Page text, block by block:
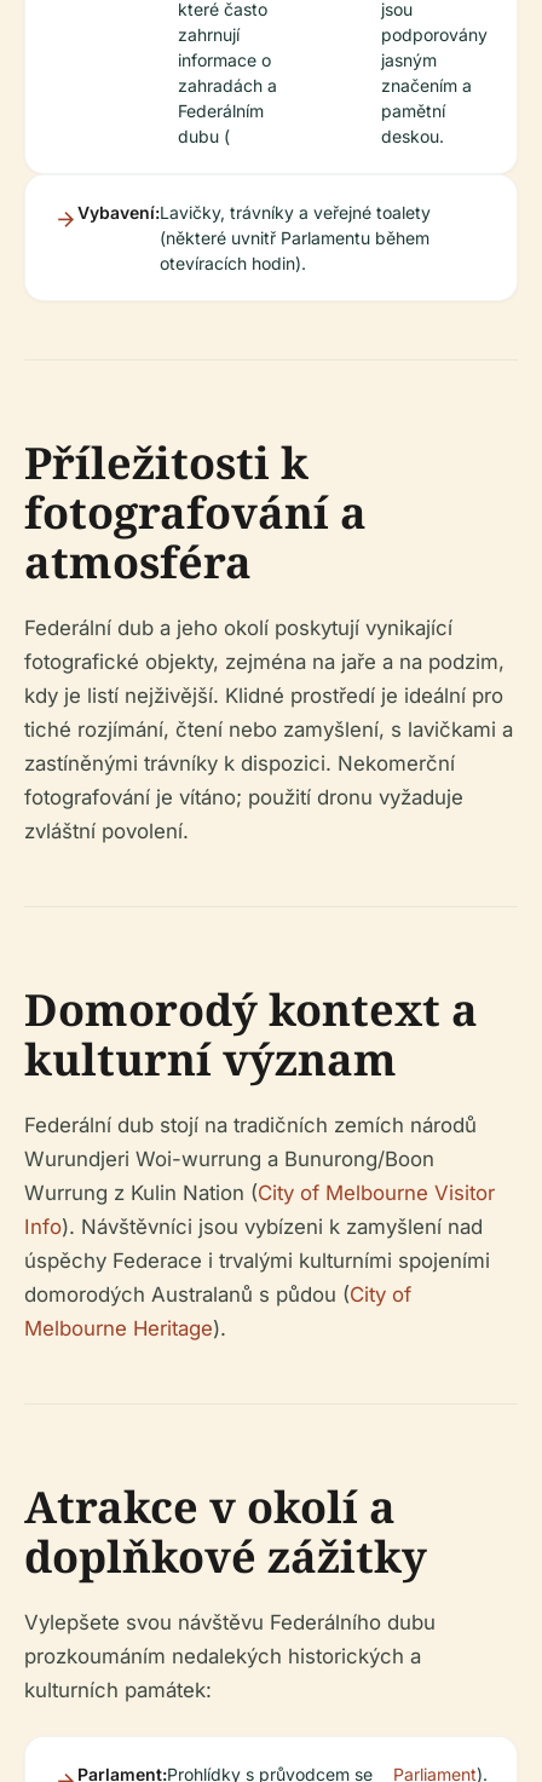
které často
zahrnují
informace o
zahradách a
Federálním
dubu (
jsou
podporovány
jasným
značením a
pamětní
deskou.
Vybavení:Lavičky, trávníky a veřejné toalety
(některé uvnitř Parlamentu během
otevíracích hodin).
Příležitosti k
fotografování a
atmosféra
Federální dub a jeho okolí poskytují vynikající
fotografické objekty, zejména na jaře a na podzim,
kdy je listí nejživější. Klidné prostředí je ideální pro
tiché rozjímání, čtení nebo zamyšlení, s lavičkami a
zastíněnými trávníky k dispozici. Nekomerční
fotografování je vítáno; použití dronu vyžaduje
zvláštní povolení.
Domorodý kontext a
kulturní význam
Federální dub stojí na tradičních zemích národů
Wurundjeri Woi-wurrung a Bunurong/Boon
Wurrung z Kulin Nation (City of Melbourne Visitor
Info). Návštěvníci jsou vybízeni k zamyšlení nad
úspěchy Federace i trvalými kulturními spojeními
domorodých Australanů s půdou (City of
Melbourne Heritage).
Atrakce v okolí a
doplňkové zážitky
Vylepšete svou návštěvu Federálního dubu
prozkoumáním nedalekých historických a
kulturních památek:
Parlament:Prohlídky s průvodcem se
Parliament).